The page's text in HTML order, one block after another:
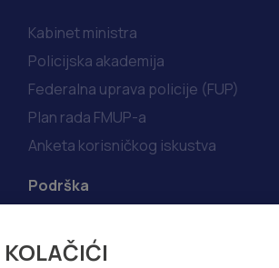
KOLAČIĆI
Kabinet ministra
Policijska akademija
Federalna uprava policije (FUP)
Plan rada FMUP-a
Anketa korisničkog iskustva
Podrška
Kako do informacija